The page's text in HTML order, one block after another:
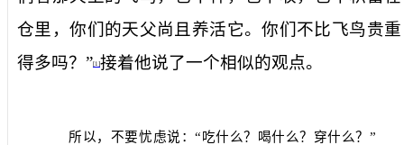
仓里，你们的天父尚且养活它。你们不比飞鸟贵重
得多吗？”[1]接着他说了一个相似的观点。
所以，不要忧虑说：“吃什么？喝什么？穿什么？”